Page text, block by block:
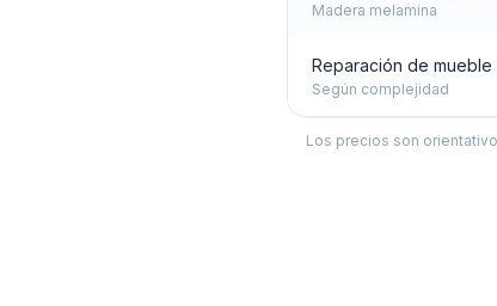
Madera melamina
Reparación de mueble
Según complejidad
Los precios son